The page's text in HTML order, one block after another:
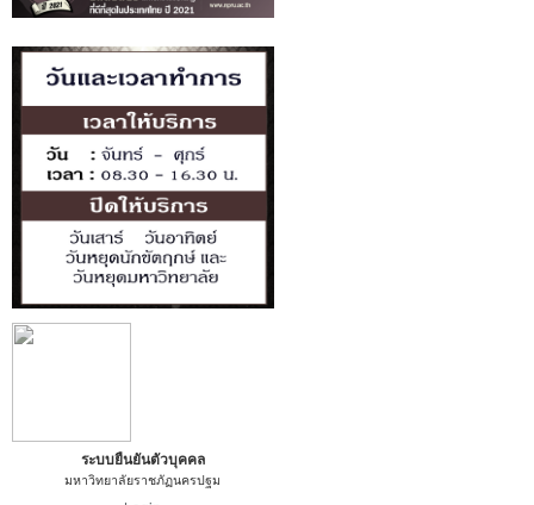
ระบบยืนยันตัวบุคคล
มหาวิทยาลัยราชภัฏนครปฐม